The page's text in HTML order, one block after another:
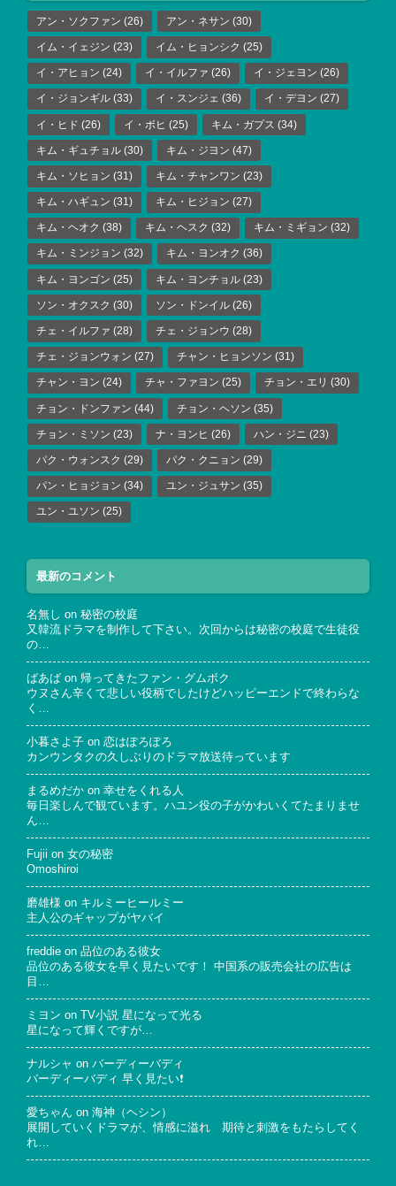
アン・ソクファン (26) アン・ネサン (30)
イム・イェジン (23) イム・ヒョンシク (25)
イ・アヒョン (24) イ・イルファ (26) イ・ジェヨン (26)
イ・ジョンギル (33) イ・スンジェ (36) イ・デヨン (27)
イ・ヒド (26) イ・ボヒ (25) キム・ガプス (34)
キム・ギュチョル (30) キム・ジヨン (47)
キム・ソヒョン (31) キム・チャンワン (23)
キム・ハギュン (31) キム・ヒジョン (27)
キム・ヘオク (38) キム・ヘスク (32) キム・ミギョン (32)
キム・ミンジョン (32) キム・ヨンオク (36)
キム・ヨンゴン (25) キム・ヨンチョル (23)
ソン・オクスク (30) ソン・ドンイル (26)
チェ・イルファ (28) チェ・ジョンウ (28)
チェ・ジョンウォン (27) チャン・ヒョンソン (31)
チャン・ヨン (24) チャ・ファヨン (25) チョン・エリ (30)
チョン・ドンファン (44) チョン・ヘソン (35)
チョン・ミソン (23) ナ・ヨンヒ (26) ハン・ジニ (23)
パク・ウォンスク (29) パク・クニョン (29)
パン・ヒョジョン (34) ユン・ジュサン (35)
ユン・ユソン (25)
最新のコメント
名無し on 秘密の校庭
又韓流ドラマを制作して下さい。次回からは秘密の校庭で生徒役
の…
ばあば on 帰ってきたファン・グムボク
ウヌさん辛くて悲しい役柄でしたけどハッピーエンドで終わらな
く…
小暮さよ子 on 恋はぽろぽろ
カンウンタクの久しぶりのドラマ放送待っています
まるめだか on 幸せをくれる人
毎日楽しんで観ています。ハユン役の子がかわいくてたまりませ
ん…
Fujii on 女の秘密
Omoshiroi
磨雄様 on キルミーヒールミー
主人公のギャップがヤバイ
freddie on 品位のある彼女
品位のある彼女を早く見たいです！ 中国系の販売会社の広告は
目…
ミヨン on
TV小説 星になって光る
星になって輝くですが…
ナルシャ on バーディーバディ
バーディーバディ 早く見たい❗
愛ちゃん on 海神（ヘシン）
展開していくドラマが、情感に溢れ 期待と刺激をもたらしてく
れ…